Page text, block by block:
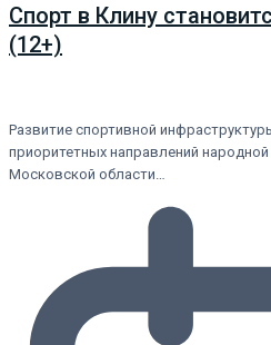
Спорт в Клину
(12+)
Развитие спортивной
приоритетных направлений
Московской области…